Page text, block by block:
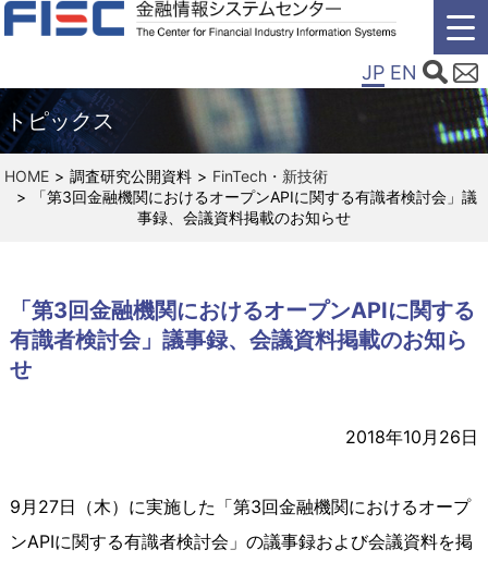
JP EN
トピックス
HOME 調査研究公開資料
FinTech・新技術
「第3回金融機関におけるオープンAPIに関する有識者検討会」議
事録、会議資料掲載のお知らせ
「第3回金融機関におけるオープンAPIに関する
有識者検討会」議事録、会議資料掲載のお知ら
せ
2018年10月26日
9月27日（木）に実施した「第3回金融機関におけるオープ
ンAPIに関する有識者検討会」の議事録および会議資料を掲